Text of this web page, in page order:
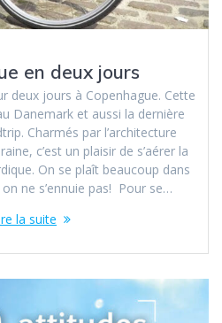
en deux jours
deux jours à Copenhague. Cette
Danemark et aussi la dernière
Charmés par l’architecture
c’est un plaisir de s’aérer la
On se plaît beaucoup dans
ne s’ennuie pas! Pour se…
la suite